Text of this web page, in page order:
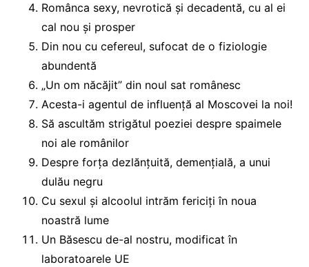
Românca sexy, nevrotică și decadentă, cu al ei
cal nou și prosper
Din nou cu cefereul, sufocat de o fiziologie
abundentă
„Un om năcăjit” din noul sat românesc
Acesta-i agentul de influență al Moscovei la noi!
Să ascultăm strigătul poeziei despre spaimele
noi ale românilor
Despre forța dezlănțuită, demențială, a unui
dulău negru
Cu sexul și alcoolul intrăm fericiți în noua
noastră lume
Un Băsescu de-al nostru, modificat în
laboratoarele UE